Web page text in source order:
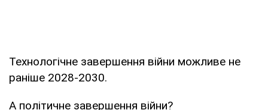
Технологічне завершення війни можливе не
раніше 2028-2030.
А політичне завершення війни?